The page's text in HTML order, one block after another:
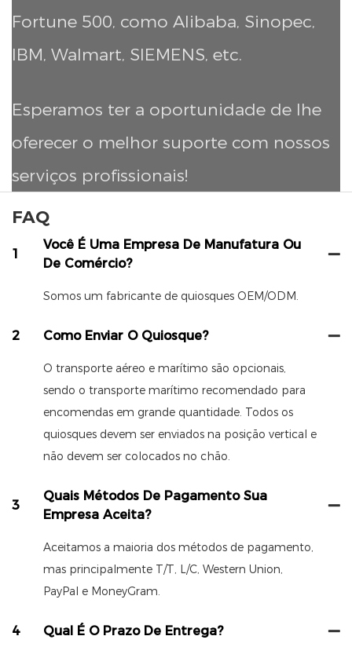
Fortune 500, como Alibaba, Sinopec,
IBM, Walmart, SIEMENS, etc.
Esperamos ter a oportunidade de lhe
oferecer o melhor suporte com nossos
serviços profissionais!
FAQ
1
Você É Uma Empresa De Manufatura Ou
De Comércio?
Somos um fabricante de quiosques OEM/ODM.
2 Como Enviar O Quiosque?
O transporte aéreo e marítimo são opcionais,
sendo o transporte marítimo recomendado para
encomendas em grande quantidade. Todos os
quiosques devem ser enviados na posição vertical e
não devem ser colocados no chão.
3
Quais Métodos De Pagamento Sua
Empresa Aceita?
Aceitamos a maioria dos métodos de pagamento,
mas principalmente T/T, L/C, Western Union,
PayPal e MoneyGram.
4 Qual É O Prazo De Entrega?